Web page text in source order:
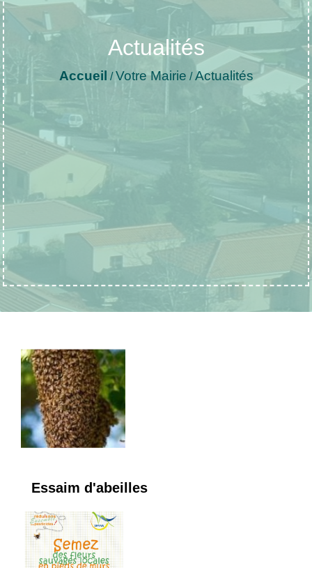
Actualités
Accueil /Votre Mairie /Actualités
Essaim d'abeilles